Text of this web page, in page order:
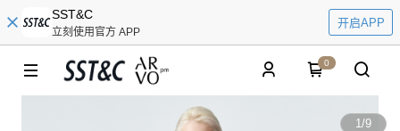
SST&C
立刻使用官方 APP
开启APP
0
1/9